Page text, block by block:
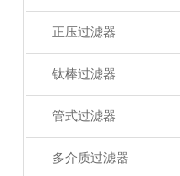
正压过滤器
钛棒过滤器
管式过滤器
多介质过滤器